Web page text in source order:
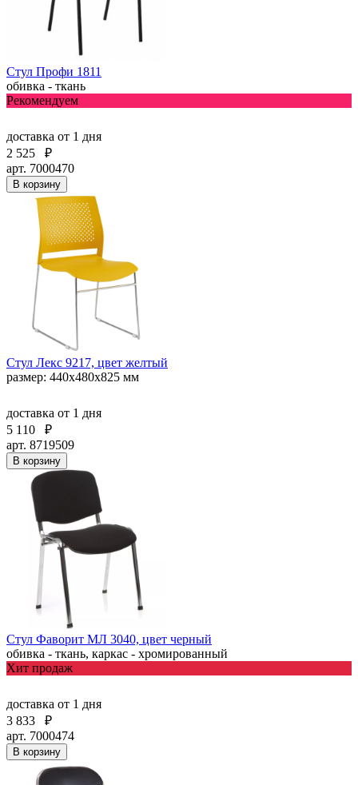
Стул Профи 1811
обивка - ткань
Рекомендуем
доставка от 1 дня
2 525
₽
арт. 7000470
В корзину
Стул Лекс 9217, цвет желтый
размер: 440х480х825 мм
доставка от 1 дня
5 110
₽
арт. 8719509
В корзину
Стул Фаворит МЛ 3040, цвет черный
обивка - ткань, каркас - хромированный
Хит продаж
доставка от 1 дня
3 833
₽
арт. 7000474
В корзину